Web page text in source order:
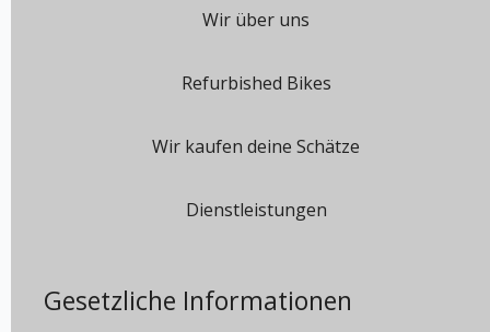
Wir über uns
Refurbished Bikes
Wir kaufen deine Schätze
Dienstleistungen
Gesetzliche Informationen